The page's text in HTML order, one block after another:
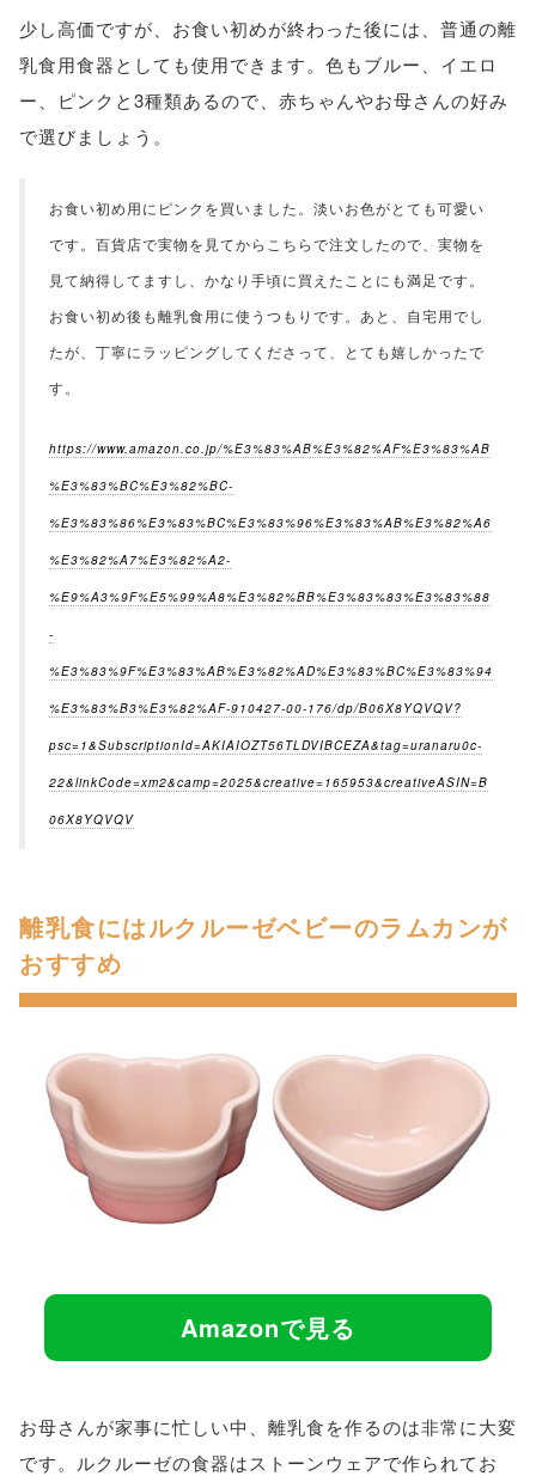
少し高価ですが、お食い初めが終わった後には、普通の離
乳食用食器としても使用できます。色もブルー、イエロ
ー、ピンクと3種類あるので、赤ちゃんやお母さんの好み
で選びましょう。
お食い初め用にピンクを買いました。淡いお色がとても可愛い
です。百貨店で実物を見てからこちらで注文したので、実物を
見て納得してますし、かなり手頃に買えたことにも満足です。
お食い初め後も離乳食用に使うつもりです。あと、自宅用でし
たが、丁寧にラッピングしてくださって、とても嬉しかったで
す。
https://www.amazon.co.jp/%E3%83%AB%E3%82%AF%E3%83%AB
%E3%83%BC%E3%82%BC-
%E3%83%86%E3%83%BC%E3%83%96%E3%83%AB%E3%82%A6
%E3%82%A7%E3%82%A2-
%E9%A3%9F%E5%99%A8%E3%82%BB%E3%83%83%E3%83%88
-
%E3%83%9F%E3%83%AB%E3%82%AD%E3%83%BC%E3%83%94
%E3%83%B3%E3%82%AF-910427-00-176/dp/B06X8YQVQV?
psc=1&SubscriptionId=AKIAIOZT56TLDVIBCEZA&tag=uranaru0c-
22&linkCode=xm2&camp=2025&creative=165953&creativeASIN=B
06X8YQVQV
離乳食にはルクルーゼベビーのラムカンが
おすすめ
Amazonで見る
お母さんが家事に忙しい中、離乳食を作るのは非常に大変
です。ルクルーゼの食器はストーンウェアで作られてお